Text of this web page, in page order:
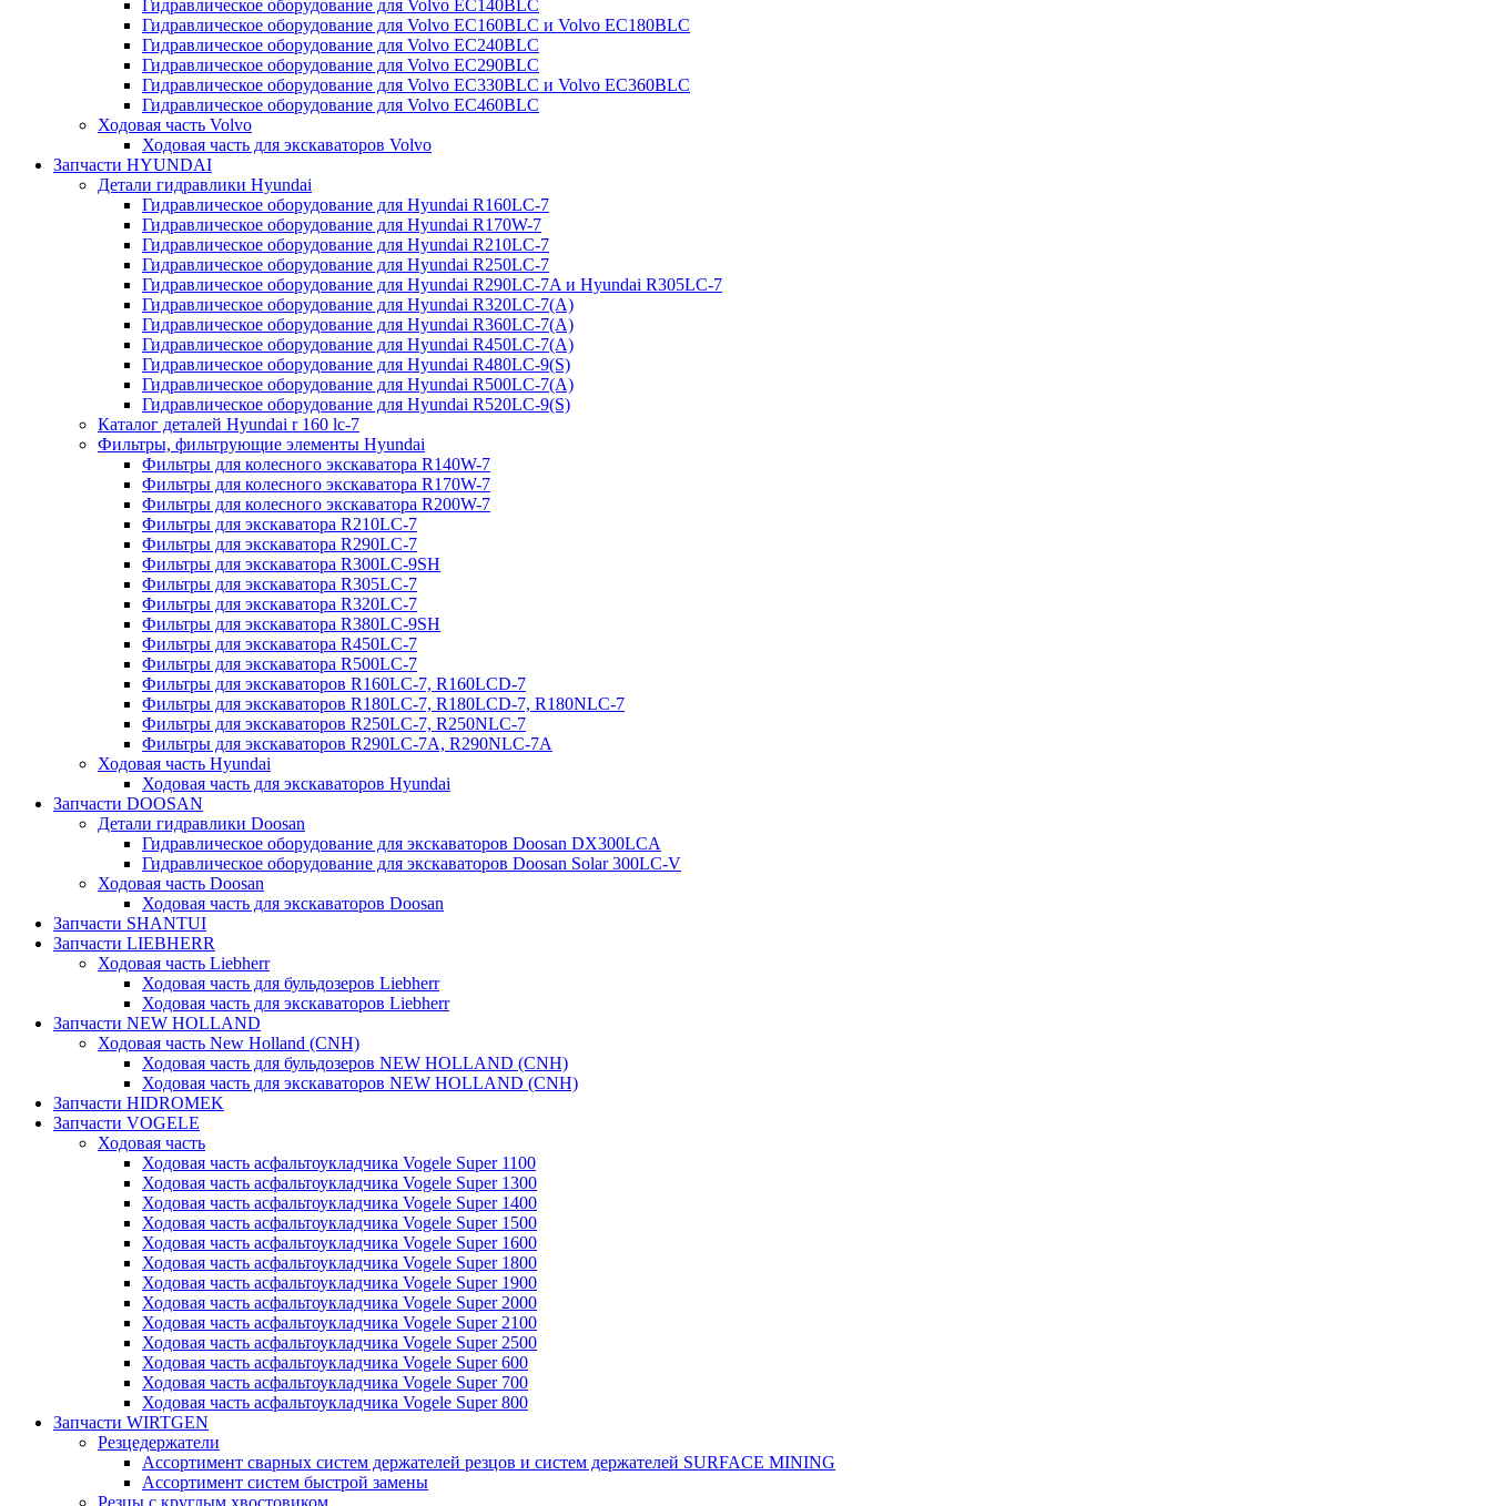
Гидравлическое оборудование для Volvo EC140BLC
Гидравлическое оборудование для Volvo EC160BLC и Volvo EC180BLC
Гидравлическое оборудование для Volvo EC240BLC
Гидравлическое оборудование для Volvo EC290BLC
Гидравлическое оборудование для Volvo EC330BLC и Volvo EC360BLC
Гидравлическое оборудование для Volvo EC460BLC
Ходовая часть Volvo
Ходовая часть для экскаваторов Volvo
Запчасти HYUNDAI
Детали гидравлики Hyundai
Гидравлическое оборудование для Hyundai R160LC-7
Гидравлическое оборудование для Hyundai R170W-7
Гидравлическое оборудование для Hyundai R210LC-7
Гидравлическое оборудование для Hyundai R250LC-7
Гидравлическое оборудование для Hyundai R290LC-7A и Hyundai R305LC-7
Гидравлическое оборудование для Hyundai R320LC-7(A)
Гидравлическое оборудование для Hyundai R360LC-7(A)
Гидравлическое оборудование для Hyundai R450LC-7(A)
Гидравлическое оборудование для Hyundai R480LC-9(S)
Гидравлическое оборудование для Hyundai R500LC-7(A)
Гидравлическое оборудование для Hyundai R520LC-9(S)
Каталог деталей Hyundai r 160 lc-7
Фильтры, фильтрующие элементы Hyundai
Фильтры для колесного экскаватора R140W-7
Фильтры для колесного экскаватора R170W-7
Фильтры для колесного экскаватора R200W-7
Фильтры для экскаватора R210LC-7
Фильтры для экскаватора R290LC-7
Фильтры для экскаватора R300LC-9SH
Фильтры для экскаватора R305LC-7
Фильтры для экскаватора R320LC-7
Фильтры для экскаватора R380LC-9SH
Фильтры для экскаватора R450LC-7
Фильтры для экскаватора R500LC-7
Фильтры для экскаваторов R160LC-7, R160LCD-7
Фильтры для экскаваторов R180LC-7, R180LCD-7, R180NLC-7
Фильтры для экскаваторов R250LC-7, R250NLC-7
Фильтры для экскаваторов R290LC-7A, R290NLC-7A
Ходовая часть Hyundai
Ходовая часть для экскаваторов Hyundai
Запчасти DOOSAN
Детали гидравлики Doosan
Гидравлическое оборудование для экскаваторов Doosan DX300LCA
Гидравлическое оборудование для экскаваторов Doosan Solar 300LC-V
Ходовая часть Doosan
Ходовая часть для экскаваторов Doosan
Запчасти SHANTUI
Запчасти LIEBHERR
Ходовая часть Liebherr
Ходовая часть для бульдозеров Liebherr
Ходовая часть для экскаваторов Liebherr
Запчасти NEW HOLLAND
Ходовая часть New Holland (CNH)
Ходовая часть для бульдозеров NEW HOLLAND (CNH)
Ходовая часть для экскаваторов NEW HOLLAND (CNH)
Запчасти HIDROMEK
Запчасти VOGELE
Ходовая часть
Ходовая часть асфальтоукладчика Vogele Super 1100
Ходовая часть асфальтоукладчика Vogele Super 1300
Ходовая часть асфальтоукладчика Vogele Super 1400
Ходовая часть асфальтоукладчика Vogele Super 1500
Ходовая часть асфальтоукладчика Vogele Super 1600
Ходовая часть асфальтоукладчика Vogele Super 1800
Ходовая часть асфальтоукладчика Vogele Super 1900
Ходовая часть асфальтоукладчика Vogele Super 2000
Ходовая часть асфальтоукладчика Vogele Super 2100
Ходовая часть асфальтоукладчика Vogele Super 2500
Ходовая часть асфальтоукладчика Vogele Super 600
Ходовая часть асфальтоукладчика Vogele Super 700
Ходовая часть асфальтоукладчика Vogele Super 800
Запчасти WIRTGEN
Резцедержатели
Ассортимент сварных систем держателей резцов и систем держателей SURFACE MINING
Ассортимент систем быстрой замены
Резцы с круглым хвостовиком